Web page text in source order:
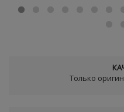
Только